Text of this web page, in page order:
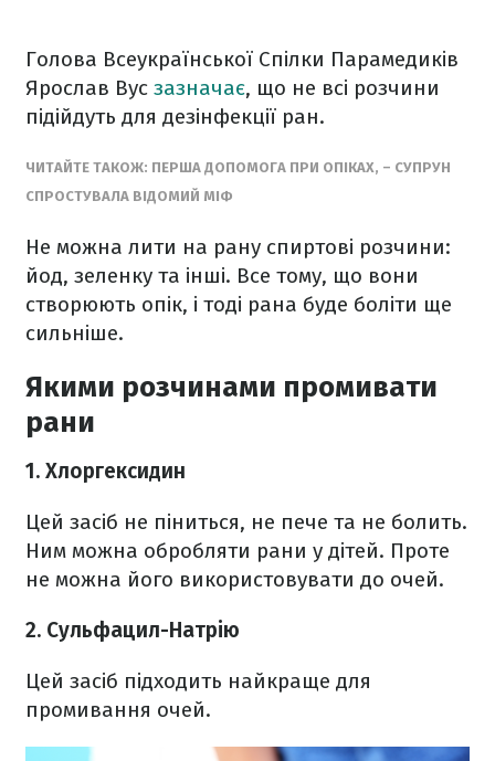
Голова Всеукраїнської Спілки Парамедиків
Ярослав Вус зазначає, що не всі розчини
підійдуть для дезінфекції ран.
ЧИТАЙТЕ ТАКОЖ: ПЕРША ДОПОМОГА ПРИ ОПІКАХ, – СУПРУН
СПРОСТУВАЛА ВІДОМИЙ МІФ
Не можна лити на рану спиртові розчини:
йод, зеленку та інші. Все тому, що вони
створюють опік, і тоді рана буде боліти ще
сильніше.
Якими розчинами промивати
рани
1. Хлоргексидин
Цей засіб не піниться, не пече та не болить.
Ним можна обробляти рани у дітей. Проте
не можна його використовувати до очей.
2. Сульфацил-Натрію
Цей засіб підходить найкраще для
промивання очей.